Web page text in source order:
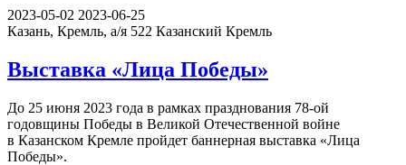
2023-05-02 2023-06-25
Казань, Кремль, а/я 522 Казанский Кремль
Выставка «Лица Победы»
До 25 июня 2023 года в рамках празднования 78-ой
годовщины Победы в Великой Отечественной войне
в Казанском Кремле пройдет баннерная выставка «Лица
Победы».